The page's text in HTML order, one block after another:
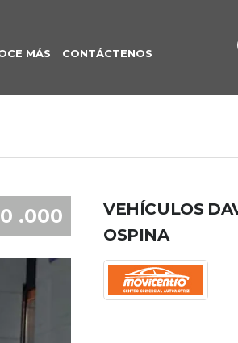
MÁS CONTÁCTENOS
.000
VEHÍCULOS
OSPINA